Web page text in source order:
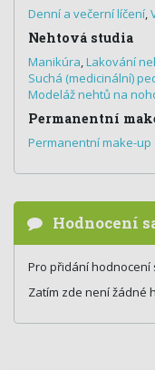
Denní a večerní líčení,
Nehtová studia
Manikúra,Lakování
Suchá (medicinální)
Modeláž nehtů na
Permanentní
Permanentní make-up
Hodnocení
Pro přidání hodnocení
Zatím zde není žádné